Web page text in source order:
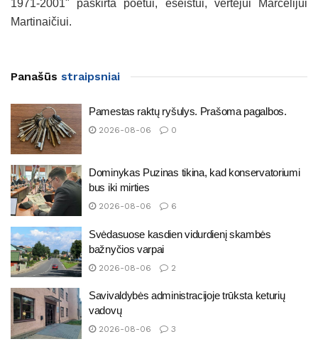
1971-2001" paskirta poetui, eseistui, vertėjui Marcelijui
Martinaičiui.
Panašūs straipsniai
Pamestas raktų ryšulys. Prašoma pagalbos.
2026-08-06 0
Dominykas Puzinas tikina, kad konservatoriumi
bus iki mirties
2026-08-06 6
Svėdasuose kasdien vidurdienį skambės
bažnyčios varpai
2026-08-06 2
Savivaldybės administracijoje trūksta keturių
vadovų
2026-08-06 3